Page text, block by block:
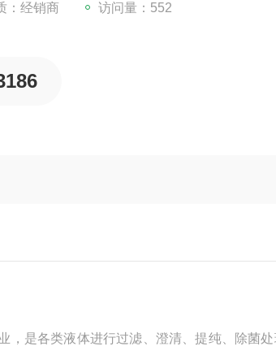
：经销商 访问量：552
，是各类液体进行过滤、澄清、提纯、除菌